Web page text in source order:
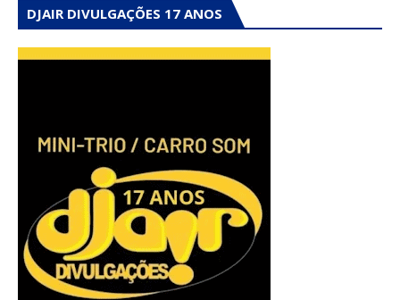
DJAIR DIVULGAÇÕES 17 ANOS